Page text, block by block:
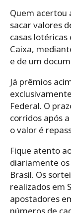
Quem acertou
sacar valores
casas lotéricas
Caixa,
e de um
Já prêmios
Federal. O
corridos após
o valor é
Fique atento
diariamente
Brasil. Os
realizados em
apostadores